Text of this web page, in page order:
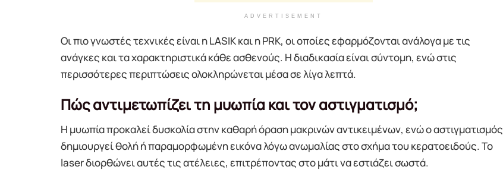
ADVERTISEMENT
Οι πιο γνωστές τεχνικές είναι η LASIK και η PRK, οι οποίες εφαρμόζονται ανάλογα με τις
ανάγκες και τα χαρακτηριστικά κάθε ασθενούς. Η διαδικασία είναι σύντομη, ενώ στις
περισσότερες περιπτώσεις ολοκληρώνεται μέσα σε λίγα λεπτά.
Πώς αντιμετωπίζει τη μυωπία και τον αστιγματισμό;
Η μυωπία προκαλεί δυσκολία στην καθαρή όραση μακρινών αντικειμένων, ενώ ο αστιγματισμός
δημιουργεί θολή ή παραμορφωμένη εικόνα λόγω ανωμαλίας στο σχήμα του κερατοειδούς. Το
laser διορθώνει αυτές τις ατέλειες, επιτρέποντας στο μάτι να εστιάζει σωστά.